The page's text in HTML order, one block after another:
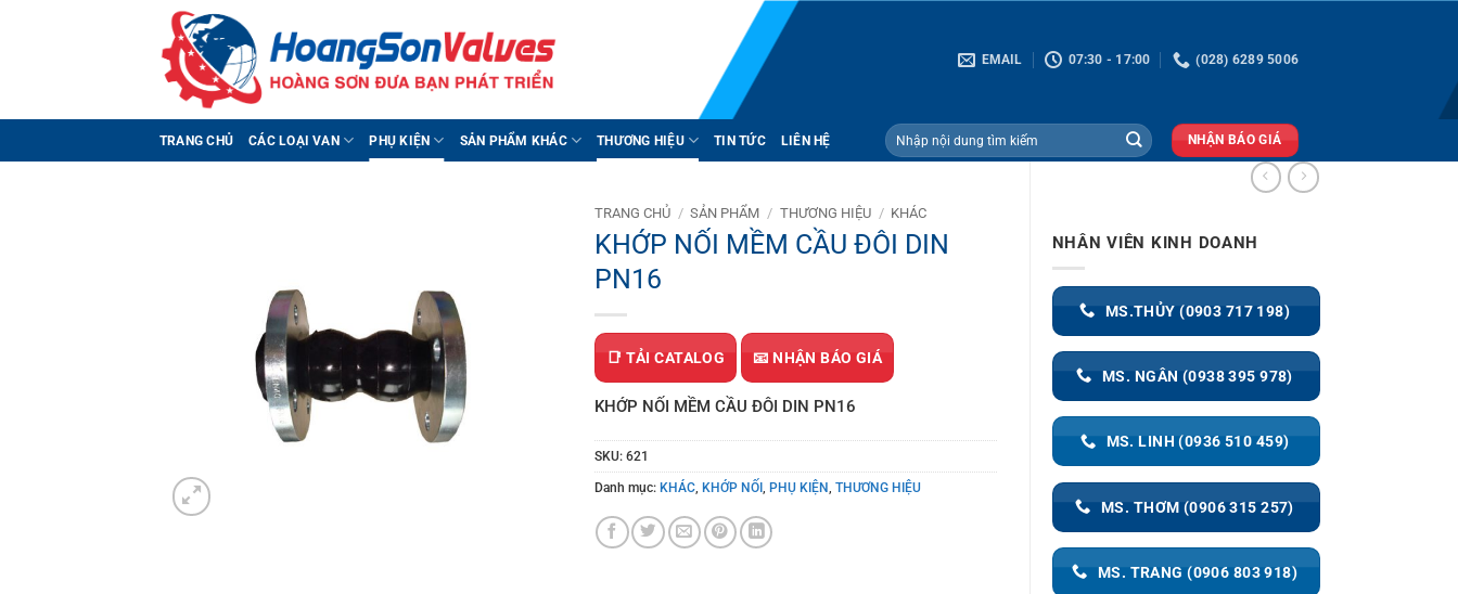
EMAIL 07:30 - 17:00 (028) 6289 5006
TRANG CHỦ CÁC LOẠI VAN PHỤ KIỆN SẢN PHẨM KHÁC THƯƠNG HIỆU TIN TỨC LIÊN HỆ
Tìm
kiếm:
NHẬN BÁO GIÁ
NHÂN VIÊN KINH DOANH
MS.THỦY (0903 717 198)
MS. NGÂN (0938 395 978)
MS. LINH (0936 510 459)
MS. THƠM (0906 315 257)
MS. TRANG (0906 803 918)
TRANG CHỦ / SẢN PHẨM / THƯƠNG HIỆU / KHÁC
KHỚP NỐI MỀM CẦU ĐÔI DIN
PN16
📑 TẢI CATALOG 📧 NHẬN BÁO GIÁ
KHỚP NỐI MỀM CẦU ĐÔI DIN PN16
SKU: 621
Danh mục: KHÁC, KHỚP NỐI, PHỤ KIỆN, THƯƠNG HIỆU